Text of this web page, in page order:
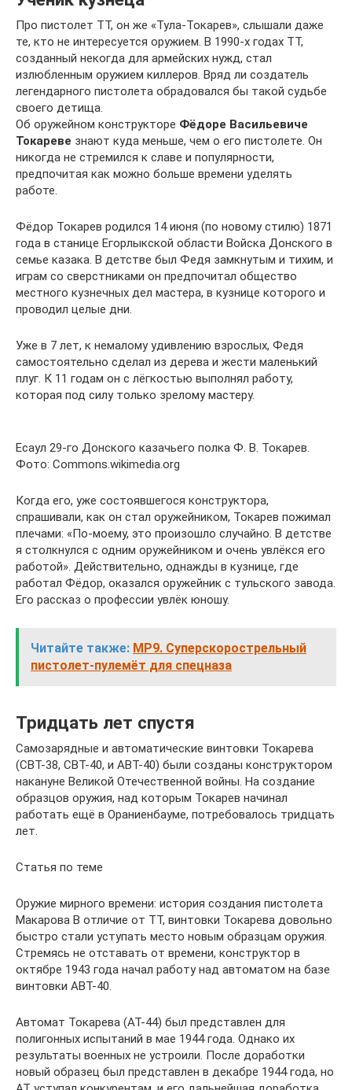
Про пистолет ТТ, он же «Тула-Токарев», слышали даже
те, кто не интересуется оружием. В 1990-х годах ТТ,
созданный некогда для армейских нужд, стал
излюбленным оружием киллеров. Вряд ли создатель
легендарного пистолета обрадовался бы такой судьбе
своего детища.
Об оружейном конструкторе Фёдоре Васильевиче
Токареве знают куда меньше, чем о его пистолете. Он
никогда не стремился к славе и популярности,
предпочитая как можно больше времени уделять
работе.
Фёдор Токарев родился 14 июня (по новому стилю) 1871
года в станице Егорлыкской области Войска Донского в
семье казака. В детстве был Федя замкнутым и тихим, и
играм со сверстниками он предпочитал общество
местного кузнечных дел мастера, в кузнице которого и
проводил целые дни.
Уже в 7 лет, к немалому удивлению взрослых, Федя
самостоятельно сделал из дерева и жести маленький
плуг. К 11 годам он с лёгкостью выполнял работу,
которая под силу только зрелому мастеру.
Есаул 29-го Донского казачьего полка Ф. В. Токарев.
Фото: Commons.wikimedia.org
Когда его, уже состоявшегося конструктора,
спрашивали, как он стал оружейником, Токарев пожимал
плечами: «По-моему, это произошло случайно. В детстве
я столкнулся с одним оружейником и очень увлёкся его
работой». Действительно, однажды в кузнице, где
работал Фёдор, оказался оружейник с тульского завода.
Его рассказ о профессии увлёк юношу.
Читайте также: MP9. Суперскорострельный
пистолет-пулемёт для спецназа
Тридцать лет спустя
Самозарядные и автоматические винтовки Токарева
(СВТ-38, СВТ-40, и АВТ-40) были созданы конструктором
накануне Великой Отечественной войны. На создание
образцов оружия, над которым Токарев начинал
работать ещё в Ораниенбауме, потребовалось тридцать
лет.
Статья по теме
Оружие мирного времени: история создания пистолета
Макарова В отличие от ТТ, винтовки Токарева довольно
быстро стали уступать место новым образцам оружия.
Стремясь не отставать от времени, конструктор в
октябре 1943 года начал работу над автоматом на базе
винтовки АВТ-40.
Автомат Токарева (АТ-44) был представлен для
полигонных испытаний в мае 1944 года. Однако их
результаты военных не устроили. После доработки
новый образец был представлен в декабре 1944 года, но